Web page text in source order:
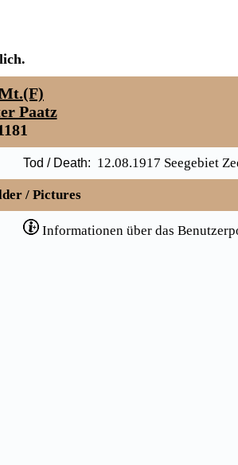
Paatz
Tod / Death: 12.08.1917 Seegebiet
/ Pictures
Informationen über das